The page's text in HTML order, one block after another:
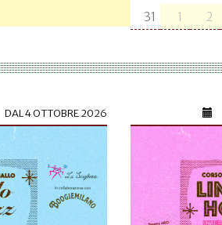
31
1 2
DAL4 OTTOBRE 2026